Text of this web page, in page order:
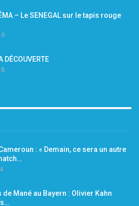
– Le SENEGAL sur le tapis rouge
DÉCOUVERTE
: « Demain, ce sera un autre
de Mané au Bayern : Olivier Kahn